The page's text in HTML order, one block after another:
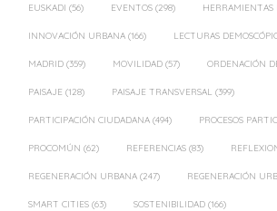
EUSKADI (56) EVENTOS (298) HERRAMIENTAS
INNOVACIÓN URBANA (166) LECTURAS
MADRID (359) MOVILIDAD (57) ORDENACIÓN
PAISAJE (128) PAISAJE TRANSVERSAL (399)
PARTICIPACIÓN CIUDADANA (494) PROCESOS
PROCOMÚN (62) REFERENCIAS (83)
REGENERACIÓN URBANA (247) REGENERACIÓN
SMART CITIES (63) SOSTENIBILIDAD (166)